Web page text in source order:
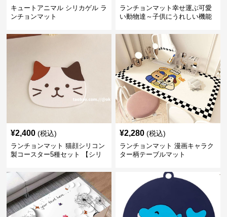
キュートアニマル シリカゲル ラ
ンチョンマット
ランチョンマット幸せ運ぶ可愛
い動物達～子供にうれしい機能
¥2,400 (税込)
ランチョンマット 猫顔シリコン
製コースター5種セット 【シリ
¥2,280 (税込)
ランチョンマット 漫画キャラク
ター柄テーブルマット